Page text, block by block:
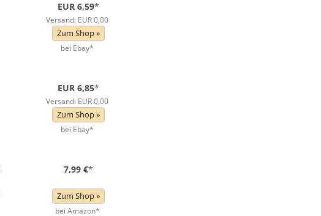
EUR 6,59*
Versand: EUR 0,00
Zum Shop »
bei Ebay*
EUR 6,85*
Versand: EUR 0,00
Zum Shop »
bei Ebay*
7,99 €*
Zum Shop »
bei Amazon*